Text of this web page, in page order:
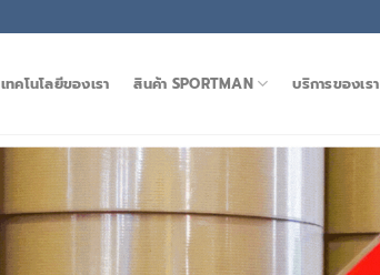
เทคโนโลยีของเรา สินค้า SPORTMAN บริการของเรา